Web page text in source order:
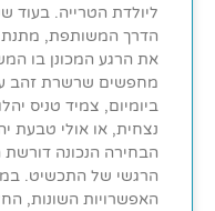
ליולדת הטרייה. בעוד
הדרך המשותפת, מתנת
את הרגע המכונן בו
מחפשים שרשרת זהב
ביומיום, צמיד טניס
נצחית, או אולי טבעת
הבחירה הנכונה דורשת
הרגשי של התכשיט.
האפשרויות השונות,